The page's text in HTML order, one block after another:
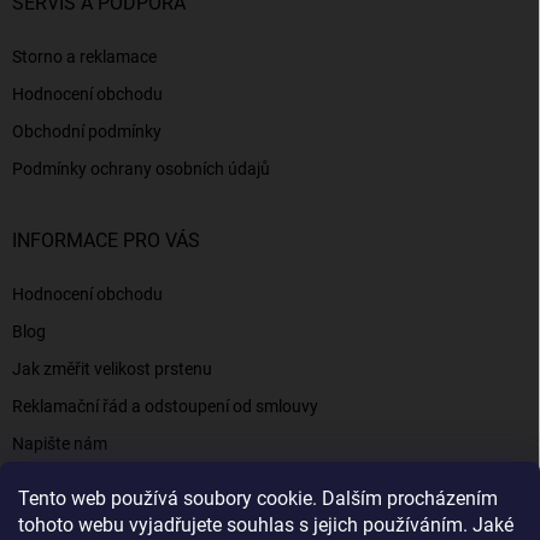
Tento web používá soubory cookie. Dalším procházením
tohoto webu vyjadřujete souhlas s jejich používáním. Jaké
Storno a reklamace
Hodnocení obchodu
Obchodní podmínky
Podmínky ochrany osobních údajů
INFORMACE PRO VÁS
Hodnocení obchodu
Blog
Jak změřit velikost prstenu
Reklamační řád a odstoupení od smlouvy
Napište nám